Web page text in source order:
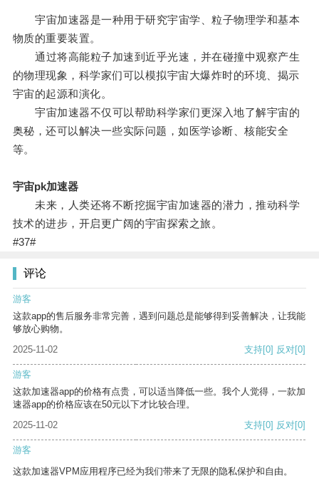
宇宙加速器是一种用于研究宇宙学、粒子物理学和基本
物质的重要装置。
通过将高能粒子加速到近乎光速，并在碰撞中观察产生
的物理现象，科学家们可以模拟宇宙大爆炸时的环境、揭示
宇宙的起源和演化。
宇宙加速器不仅可以帮助科学家们更深入地了解宇宙的
奥秘，还可以解决一些实际问题，如医学诊断、核能安全
等。
宇宙pk加速器
未来，人类还将不断挖掘宇宙加速器的潜力，推动科学
技术的进步，开启更广阔的宇宙探索之旅。
#37#
评论
游客
这款app的售后服务非常完善，遇到问题总是能够得到妥善解决，让我能
够放心购物。
2025-11-02
支持[0] 反对[0]
游客
这款加速器app的价格有点贵，可以适当降低一些。我个人觉得，一款加
速器app的价格应该在50元以下才比较合理。
2025-11-02
支持[0] 反对[0]
游客
这款加速器VPM应用程序已经为我们带来了无限的隐私保护和自由。